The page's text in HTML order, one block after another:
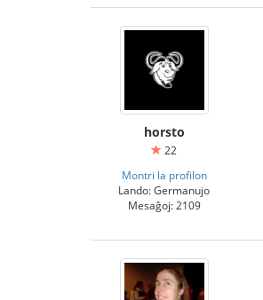
horsto
22
Montri la profilon
Lando: Germanujo
Mesaĝoj: 2109